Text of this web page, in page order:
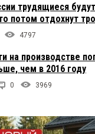
трудящиеся
потом отдохнут
4797
на производстве
чем в 2016 году
0 3969